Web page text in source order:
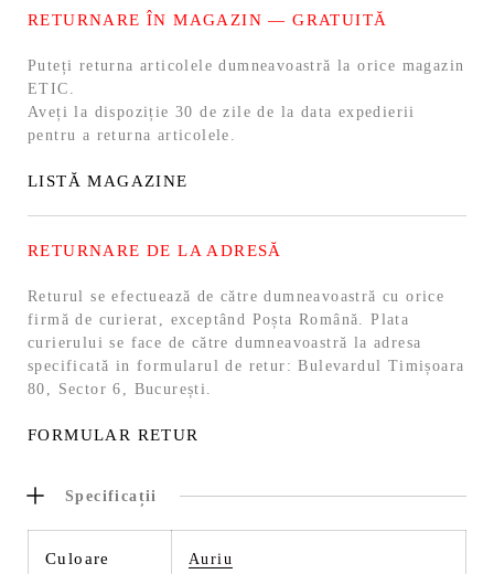
RETURNARE ÎN MAGAZIN — GRATUITĂ
Puteți returna articolele dumneavoastră la orice magazin
ETIC.
Aveți la dispoziție 30 de zile de la data expedierii
pentru a returna articolele.
LISTĂ MAGAZINE
RETURNARE DE LA ADRESĂ
Returul se efectuează de către dumneavoastră cu orice
firmă de curierat, exceptând Poșta Română. Plata
curierului se face de către dumneavoastră la adresa
specificată in formularul de retur: Bulevardul Timișoara
80, Sector 6, București.
FORMULAR RETUR
Specificații
Culoare Auriu